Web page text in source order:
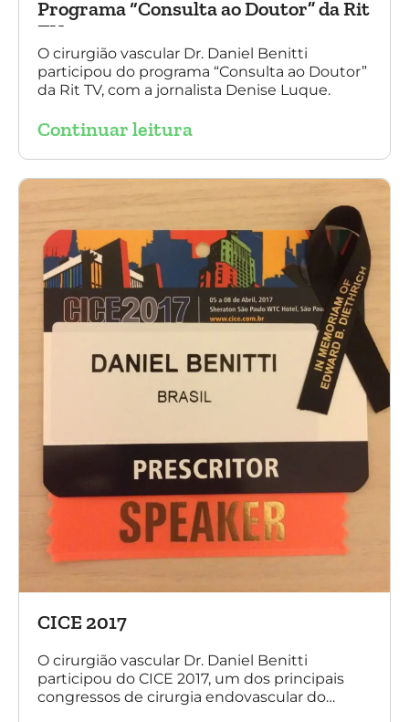
Programa “Consulta ao Doutor” da Rit
TV
O cirurgião vascular Dr. Daniel Benitti
participou do programa “Consulta ao Doutor”
da Rit TV, com a jornalista Denise Luque.
Continuar leitura
CICE 2017
O cirurgião vascular Dr. Daniel Benitti
participou do CICE 2017, um dos principais
congressos de cirurgia endovascular do